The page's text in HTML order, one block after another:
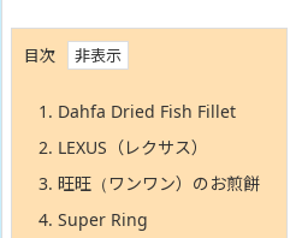
目次
1. Dahfa Dried Fish Fillet
2. LEXUS（レクサス）
3. 旺旺（ワンワン）のお煎餅
4. Super Ring